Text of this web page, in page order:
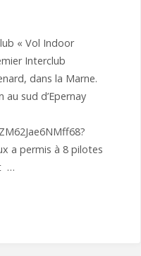
« Vol Indoor
Interclub
dans la Marne.
au sud d’Epernay
a permis à 8 pilotes
…